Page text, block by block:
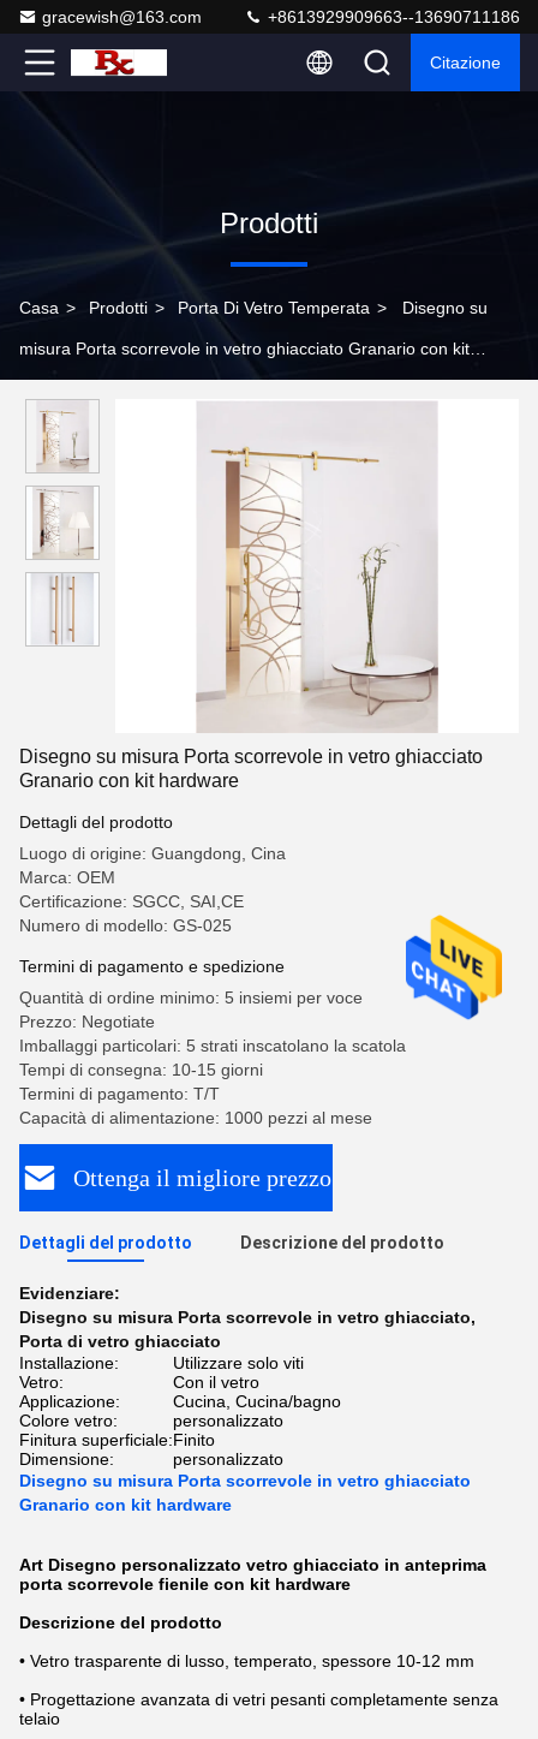
gracewish@163.com +8613929909663--13690711186
Citazione
Prodotti
Casa > Prodotti > Porta Di Vetro Temperata > Disegno su
misura Porta scorrevole in vetro ghiacciato Granario con kit
Disegno su misura Porta scorrevole in vetro ghiacciato
Granario con kit hardware
Dettagli del prodotto
Luogo di origine: Guangdong, Cina
Marca: OEM
Certificazione: SGCC, SAI,CE
Numero di modello: GS-025
Termini di pagamento e spedizione
Quantità di ordine minimo: 5 insiemi per voce
Prezzo: Negotiate
Imballaggi particolari: 5 strati inscatolano la scatola
Tempi di consegna: 10-15 giorni
Termini di pagamento: T/T
Capacità di alimentazione: 1000 pezzi al mese
Ottenga il migliore prezzo
Dettagli del prodotto Descrizione del prodotto
Evidenziare:
Disegno su misura Porta scorrevole in vetro ghiacciato,
Porta di vetro ghiacciato
Installazione:
Utilizzare solo viti
Vetro:
Con il vetro
Applicazione:
Cucina, Cucina/bagno
Colore vetro:
personalizzato
Finitura superficiale:Finito
Dimensione:
personalizzato
Disegno su misura Porta scorrevole in vetro ghiacciato
Granario con kit hardware
Art Disegno personalizzato vetro ghiacciato in anteprima
porta scorrevole fienile con kit hardware
Descrizione del prodotto
• Vetro trasparente di lusso, temperato, spessore 10-12 mm
• Progettazione avanzata di vetri pesanti completamente senza
telaio